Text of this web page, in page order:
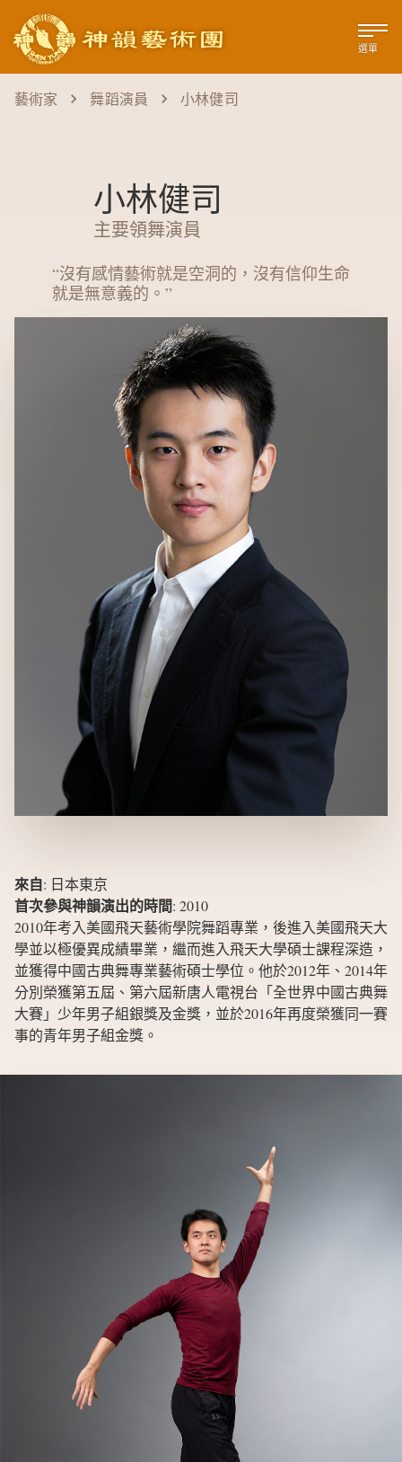
選單
藝術家 舞蹈演員 小林健司
小林健司
主要領舞演員
“沒有感情藝術就是空洞的，沒有信仰生命
就是無意義的。 ”
來自: 日本東京
首次參與神韻演出的時間: 2010
2010年考入美國飛天藝術學院舞蹈專業，後進入美國飛天大
學並以極優異成績畢業，繼而進入飛天大學碩士課程深造，
並獲得中國古典舞專業藝術碩士學位。他於2012年、2014年
分別榮獲第五屆、第六屆新唐人電視台「全世界中國古典舞
大賽」少年男子組銀獎及金獎，並於2016年再度榮獲同一賽
事的青年男子組金獎。